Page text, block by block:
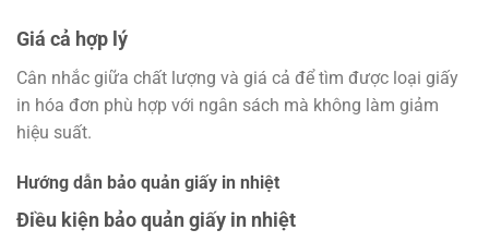
Giá cả hợp lý
Cân nhắc giữa chất lượng và giá cả để tìm được loại giấy
in hóa đơn phù hợp với ngân sách mà không làm giảm
hiệu suất.
Hướng dẫn bảo quản giấy in nhiệt
Điều kiện bảo quản giấy in nhiệt